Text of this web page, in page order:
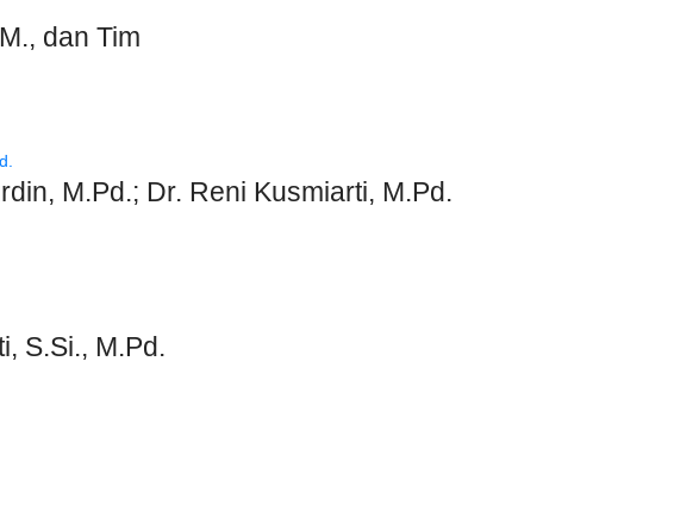
dan Tim
M.Pd.; Dr. Reni Kusmiarti, M.Pd.
S.Si., M.Pd.